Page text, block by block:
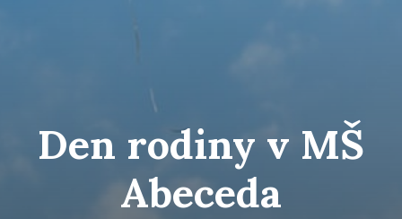
Den rodiny v MŠ
Abeceda